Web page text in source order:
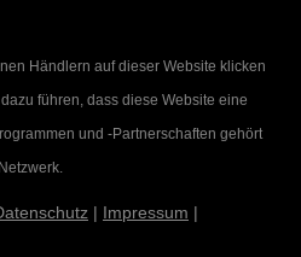
Händlern auf dieser Website klicken
führen, dass diese Website eine
und -Partnerschaften gehört
| Impressum |